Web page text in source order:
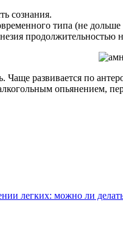
сознания.
типа (не
продолжительностью
Чаще развивается по
опьянением,
легких: можно ли